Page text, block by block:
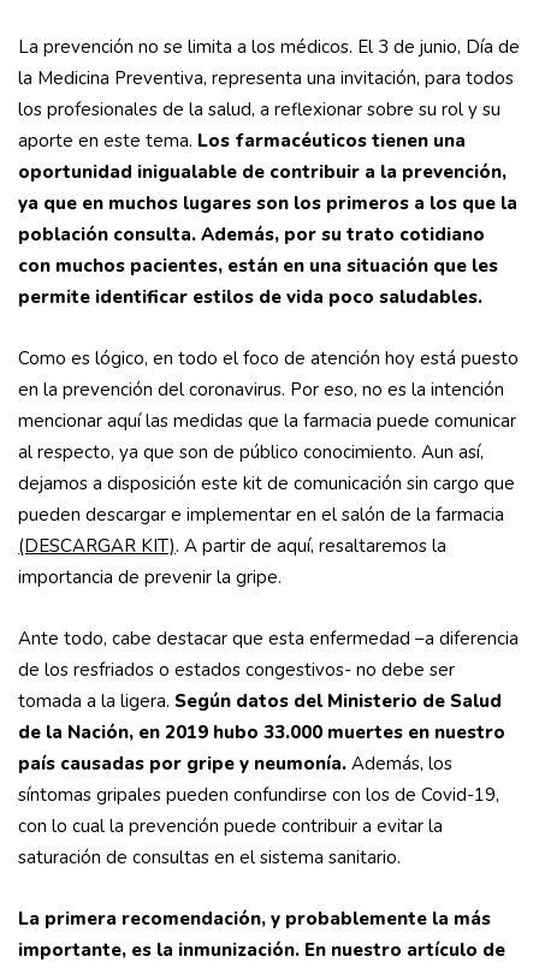
La prevención no se limita a los médicos. El 3 de junio, Día de
la Medicina Preventiva, representa una invitación, para todos
los profesionales de la salud, a reflexionar sobre su rol y su
aporte en este tema. Los farmacéuticos tienen una
oportunidad inigualable de contribuir a la prevención,
ya que en muchos lugares son los primeros a los que la
población consulta. Además, por su trato cotidiano
con muchos pacientes, están en una situación que les
permite identificar estilos de vida poco saludables.
Como es lógico, en todo el foco de atención hoy está puesto
en la prevención del coronavirus. Por eso, no es la intención
mencionar aquí las medidas que la farmacia puede comunicar
al respecto, ya que son de público conocimiento. Aun así,
dejamos a disposición este kit de comunicación sin cargo que
pueden descargar e implementar en el salón de la farmacia
(DESCARGAR KIT). A partir de aquí, resaltaremos la
importancia de prevenir la gripe.
Ante todo, cabe destacar que esta enfermedad –a diferencia
de los resfriados o estados congestivos- no debe ser
tomada a la ligera. Según datos del Ministerio de Salud
de la Nación, en 2019 hubo 33.000 muertes en nuestro
país causadas por gripe y neumonía. Además, los
síntomas gripales pueden confundirse con los de Covid-19,
con lo cual la prevención puede contribuir a evitar la
saturación de consultas en el sistema sanitario.
La primera recomendación, y probablemente la más
importante, es la inmunización. En nuestro artículo de